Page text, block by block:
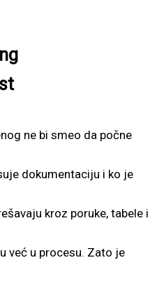
ne bi smeo da počne
dokumentaciju i ko je
kroz poruke, tabele i
već u procesu. Zato je